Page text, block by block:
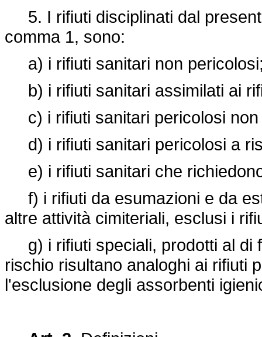
5. I rifiuti disciplinati dal
comma 1, sono:
a) i rifiuti sanitari non
b) i rifiuti sanitari assimilati ai
c) i rifiuti sanitari pericolosi non
d) i rifiuti sanitari pericolosi a
e) i rifiuti sanitari che
f) i rifiuti da esumazioni e da
altre attività cimiteriali, esclusi i
g) i rifiuti speciali, prodotti al di
rischio risultano analoghi ai rifiuti
l'esclusione degli assorbenti